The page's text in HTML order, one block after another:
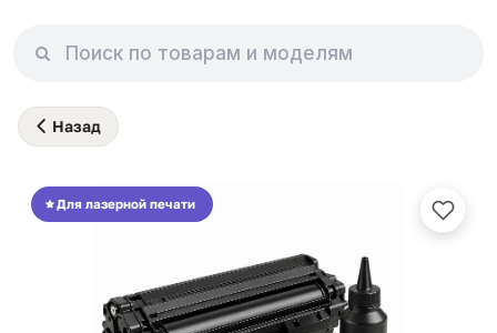
Назад
Для лазерной печати